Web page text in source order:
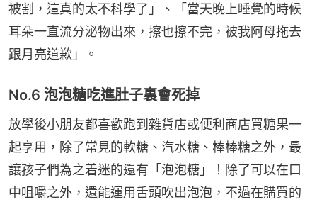
被割，這真的太不科學了」、「當天晚上睡覺的時候
耳朵一直流分泌物出來，擦也擦不完，被我阿母拖去
跟月亮道歉」。
No.6 泡泡糖吃進肚子裏會死掉
放學後小朋友都喜歡跑到雜貨店或便利商店買糖果一
起享用，除了常見的軟糖、汽水糖、棒棒糖之外，最
讓孩子們為之着迷的還有「泡泡糖」！除了可以在口
中咀嚼之外，還能運用舌頭吹出泡泡，不過在購買的